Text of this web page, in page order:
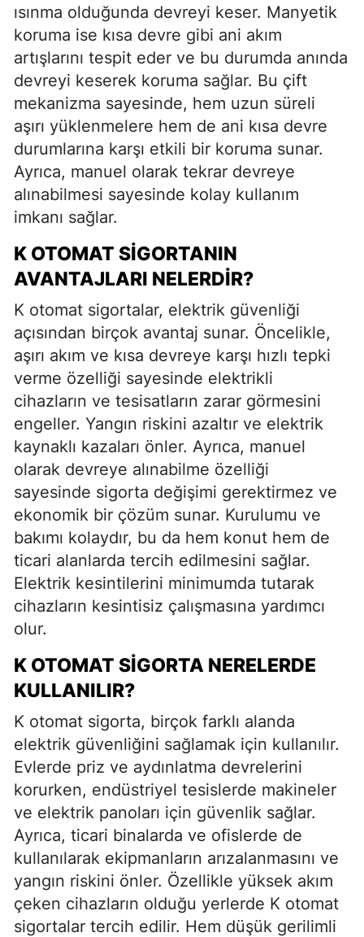
ısınma olduğunda devreyi keser. Manyetik
koruma ise kısa devre gibi ani akım
artışlarını tespit eder ve bu durumda anında
devreyi keserek koruma sağlar. Bu çift
mekanizma sayesinde, hem uzun süreli
aşırı yüklenmelere hem de ani kısa devre
durumlarına karşı etkili bir koruma sunar.
Ayrıca, manuel olarak tekrar devreye
alınabilmesi sayesinde kolay kullanım
imkanı sağlar.
K OTOMAT SIGORTANIN
AVANTAJLARI NELERDIR?
K otomat sigortalar, elektrik güvenliği
açısından birçok avantaj sunar. Öncelikle,
aşırı akım ve kısa devreye karşı hızlı tepki
verme özelliği sayesinde elektrikli
cihazların ve tesisatların zarar görmesini
engeller. Yangın riskini azaltır ve elektrik
kaynaklı kazaları önler. Ayrıca, manuel
olarak devreye alınabilme özelliği
sayesinde sigorta değişimi gerektirmez ve
ekonomik bir çözüm sunar. Kurulumu ve
bakımı kolaydır, bu da hem konut hem de
ticari alanlarda tercih edilmesini sağlar.
Elektrik kesintilerini minimumda tutarak
cihazların kesintisiz çalışmasına yardımcı
olur.
K OTOMAT SIGORTA NERELERDE
KULLANILIR?
K otomat sigorta, birçok farklı alanda
elektrik güvenliğini sağlamak için kullanılır.
Evlerde priz ve aydınlatma devrelerini
korurken, endüstriyel tesislerde makineler
ve elektrik panoları için güvenlik sağlar.
Ayrıca, ticari binalarda ve ofislerde de
kullanılarak ekipmanların arızalanmasını ve
yangın riskini önler. Özellikle yüksek akım
çeken cihazların olduğu yerlerde K otomat
sigortalar tercih edilir. Hem düşük gerilimli